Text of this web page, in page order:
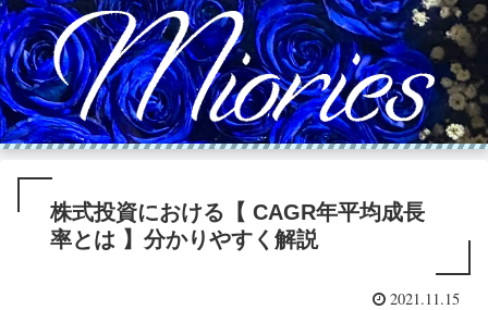
株式投資における【 CAGR年平均成長
率とは 】分かりやすく解説
2021.11.15